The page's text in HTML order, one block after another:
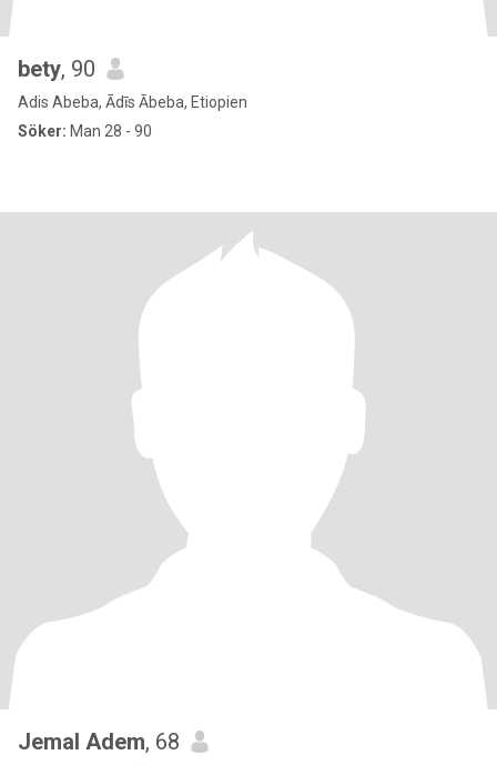
bety, 90
Adis Abeba, Ādīs Ābeba, Etiopien
Söker: Man 28 - 90
Jemal Adem, 68